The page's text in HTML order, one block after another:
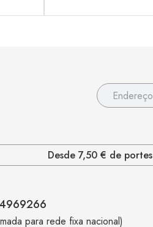
Desde 7,50 € de portes
para rede fixa nacional)